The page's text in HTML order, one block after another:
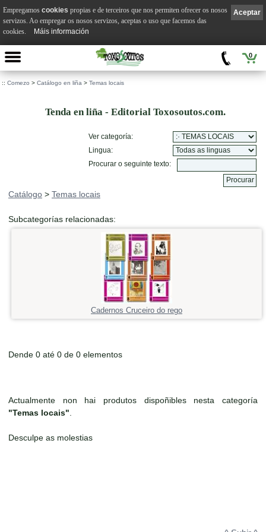
0
:: Comezo > Catálogo en liña > Temas locais
Tenda en liña - Editorial Toxosoutos.com.
Ver categoría:
Lingua:
Procurar o seguinte texto:
Catálogo > Temas locais
Subcategorías relacionadas:
Cadernos Cruceiro do rego
Dende 0 até 0 de 0 elementos
Actualmente non hai produtos dispoñibles nesta categoría
"Temas locais"
Desculpe as molestias
Aceptar
Empregamos cookies propias e de terceiros que nos permiten ofrecer os nosos
servizos. Ao empregar os nosos servizos, aceptas o uso que facemos das
cookies.
Máis información